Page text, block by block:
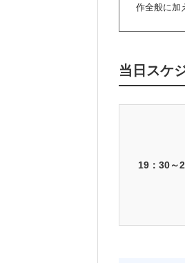
作全般に加
当日スケ
19：30～